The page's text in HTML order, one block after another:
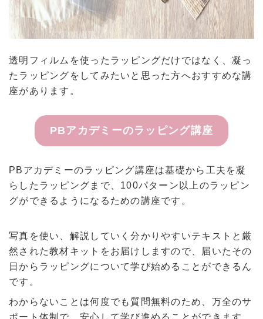
透明フィルムを使ったラッピングだけではなく、凝っ
たラッピングをしてみたいと思った方へおすすめな講
座があります。
PBアカデミーのラッピング講座
PBアカデミーのラッピング講座は基礎から工夫を凝
らしたラッピングまで、100パターン以上のラッピン
グができるようになるための講座です。
写真を使い、解説していく分かりやすいテキストと厳
然された教材キットをお届けしますので、届いたその
日からラッピングについて学び始めることができるん
です。
わからないことは何度でも質問無料のため、万全のサ